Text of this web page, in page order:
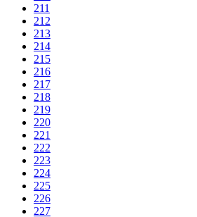
211
212
213
214
215
216
217
218
219
220
221
222
223
224
225
226
227